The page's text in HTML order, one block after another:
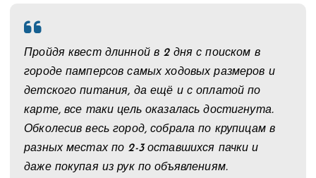
Пройдя квест длинной в 2 дня с поиском в
городе памперсов самых ходовых размеров и
детского питания, да ещё и с оплатой по
карте, все таки цель оказалась достигнута.
Обколесив весь город, собрала по крупицам в
разных местах по 2-3 оставшихся пачки и
даже покупая из рук по объявлениям.